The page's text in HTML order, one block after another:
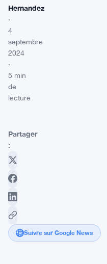
Hernandez
·
4
septembre
2024
·
5 min
de
lecture
Partager
:
Suivre sur Google News